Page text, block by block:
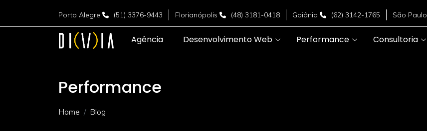
Porto Alegre (51) 3376-9443 Florianópolis (48) 3181-0418 Goiânia (62) 3142-1765 São Paulo
Agência Desenvolvimento Web Performance Consultoria
Performance
Home Blog